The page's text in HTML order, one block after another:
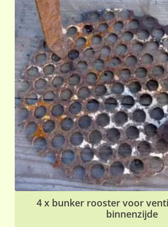
4 x bunker rooster voor
binnenzijde